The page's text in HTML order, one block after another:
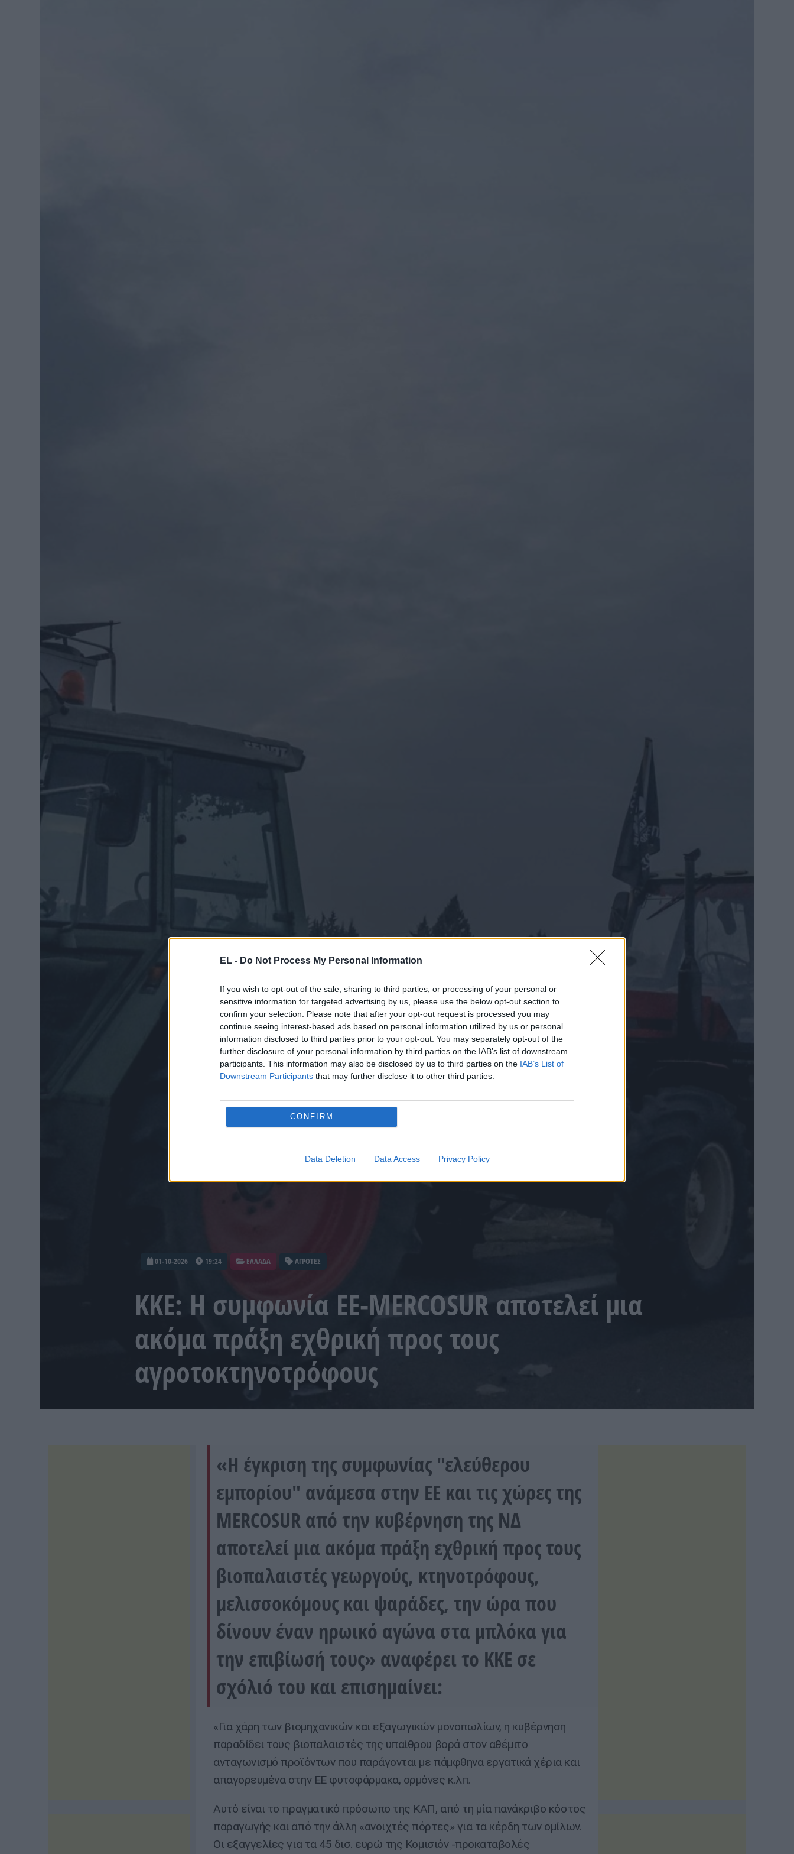
EL - Do Not Process My Personal Information
If you wish to opt-out of the sale, sharing to third parties, or processing of your personal or
sensitive information for targeted advertising by us, please use the below opt-out section to
confirm your selection. Please note that after your opt-out request is processed you may
continue seeing interest-based ads based on personal information utilized by us or personal
information disclosed to third parties prior to your opt-out. You may separately opt-out of the
further disclosure of your personal information by third parties on the IAB’s list of downstream
participants. This information may also be disclosed by us to third parties on the IAB’s List of
Downstream Participants that may further disclose it to other third parties.
CONFIRM
Data Deletion Data Access Privacy Policy
01-10-2026 19:24 ΕΛΛΑΔΑ ΑΓΡΟΤΕΣ
ΚΚΕ: Η συμφωνία ΕΕ-MERCOSUR αποτελεί μια
ακόμα πράξη εχθρική προς τους
αγροτοκτηνοτρόφους
«Η έγκριση της συμφωνίας "ελεύθερου
εμπορίου" ανάμεσα στην ΕΕ και τις χώρες της
MERCOSUR από την κυβέρνηση της ΝΔ
αποτελεί μια ακόμα πράξη εχθρική προς τους
βιοπαλαιστές γεωργούς, κτηνοτρόφους,
μελισσοκόμους και ψαράδες, την ώρα που
δίνουν έναν ηρωικό αγώνα στα μπλόκα για
την επιβίωσή τους» αναφέρει το ΚΚΕ σε
σχόλιό του και επισημαίνει:
«Για χάρη των βιομηχανικών και εξαγωγικών μονοπωλίων, η κυβέρνηση
παραδίδει τους βιοπαλαιστές της υπαίθρου βορά στον αθέμιτο
ανταγωνισμό προϊόντων που παράγονται με πάμφθηνα εργατικά χέρια και
απαγορευμένα στην ΕΕ φυτοφάρμακα, ορμόνες κ.λπ.
Αυτό είναι το πραγματικό πρόσωπο της ΚΑΠ, από τη μία πανάκριβο κόστος
παραγωγής και από την άλλη «ανοιχτές πόρτες» για τα κέρδη των ομίλων.
Οι εξαγγελίες για τα 45 δισ. ευρώ της Κομισιόν -προκαταβολές